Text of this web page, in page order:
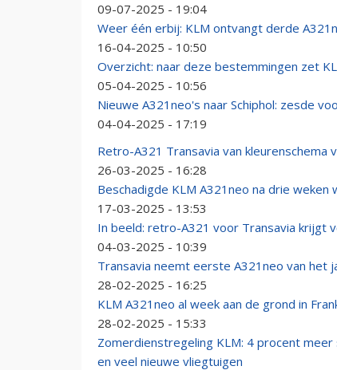
09-07-2025 - 19:04
Weer één erbij: KLM ontvangt derde
16-04-2025 - 10:50
Overzicht: naar deze bestemmingen zet
05-04-2025 - 10:56
Nieuwe A321neo's naar Schiphol: zesde
04-04-2025 - 17:19
Retro-A321 Transavia van
26-03-2025 - 16:28
Beschadigde KLM A321neo na drie weken
17-03-2025 - 13:53
In beeld: retro-A321 voor Transavia krijgt
04-03-2025 - 10:39
Transavia neemt eerste A321neo van het
28-02-2025 - 16:25
KLM A321neo al week aan de grond in
28-02-2025 - 15:33
Zomerdienstregeling KLM: 4 procent
en veel nieuwe vliegtuigen